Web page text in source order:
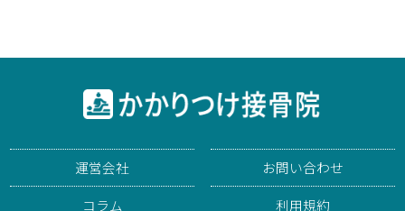
運営会社
コラム
お問い合わせ
利用規約